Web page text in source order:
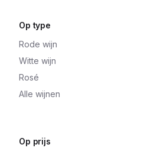
Op type
Rode wijn
Witte wijn
Rosé
Alle wijnen
Op prijs